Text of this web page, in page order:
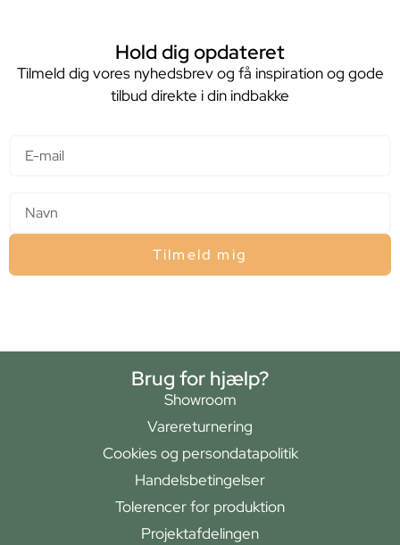
Hold dig opdateret
Tilmeld dig vores nyhedsbrev og få inspiration og gode
tilbud direkte i din indbakke
Tilmeld mig
Brug for hjælp?
Showroom
Varereturnering
Cookies og persondatapolitik
Handelsbetingelser
Tolerencer for produktion
Projektafdelingen